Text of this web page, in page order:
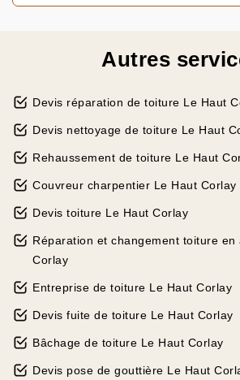
Autres
Devis réparation de toiture Le Haut
Devis nettoyage de toiture Le Haut
Rehaussement de toiture Le Haut
Couvreur charpentier Le Haut Corlay
Devis toiture Le Haut Corlay
Réparation et changement toiture en
Corlay
Entreprise de toiture Le Haut Corlay
Devis fuite de toiture Le Haut Corlay
Bâchage de toiture Le Haut Corlay
Devis pose de gouttière Le Haut